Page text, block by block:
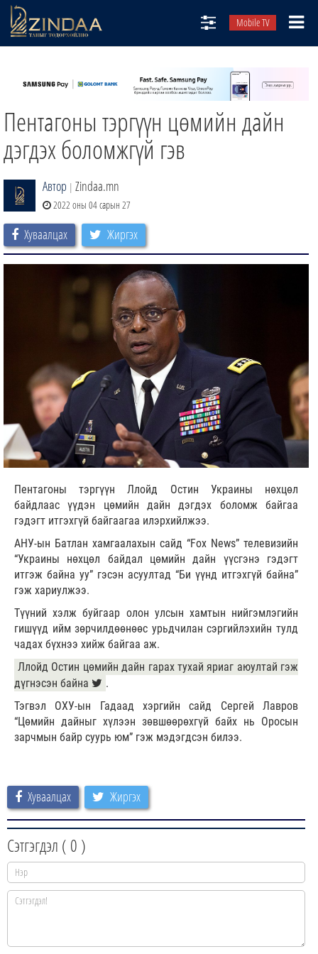
Mobile TV
ТВ8
ӨГЛӨӨНИЙ СОНИН
АУДИО ЗОХИОЛ
ЗИНДАА СЭТГҮҮЛ
Пентагоны тэргүүн цөмийн дайн
дэгдэх боломжгүй гэв
Автор | Zindaa.mn
2022 оны 04 сарын 27
Хуваалцах Жиргэх
Пентагоны тэргүүн Ллойд Остин Украины нөхцөл
байдлаас үүдэн цөмийн дайн дэгдэх боломж байгаа
гэдэгт итгэхгүй байгаагаа илэрхийлжээ.
АНУ-ын Батлан хамгаалахын сайд “Fox News” телевизийн
“Украины нөхцөл байдал цөмийн дайн үүсгэнэ гэдэгт
итгэж байна уу” гэсэн асуултад “Би үүнд итгэхгүй байна”
гэж хариулжээ.
Түүний хэлж буйгаар олон улсын хамтын нийгэмлэгийн
гишүүд ийм зөрчилдөөнөөс урьдчилан сэргийлэхийн тулд
чадах бүхнээ хийж байгаа аж.
Ллойд Остин цөмийн дайн гарах тухай яриаг аюултай гэж
дүгнэсэн байна
.
Тэгвэл ОХУ-ын Гадаад хэргийн сайд Сергей Лавров
“Цөмийн дайныг хүлээн зөвшөөрөхгүй байх нь Оросын
зарчмын байр суурь юм” гэж мэдэгдсэн билээ.
Хуваалцах Жиргэх
Сэтгэгдэл ( 0 )